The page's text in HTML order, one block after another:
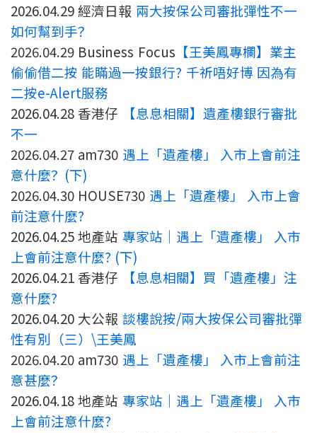
2026.04.29 經濟日報 兩大按保公司審批彈性不一
如何幫到手？
2026.04.29 Business Focus 【王美鳳專欄】業主
偷偷借二按 能瞞過一按銀行? 千祈唔好博 因為有
二按e-Alert服務
2026.04.28 香港仔
【息息相關】遺產樓銀行審批
不一
2026.04.27 am730 遇上「遺產樓」 入市上會前注
意什麼？(下)
2026.04.30 HOUSE730 遇上「遺產樓」 入市上會
前注意什麼?
2026.04.25 地產站 專家站｜遇上「遺產樓」 入市
上會前注意什麼? (下)
2026.04.21 香港仔
【息息相關】買「遺產樓」注
意什麼?
2026.04.20 大公報 談樓說按/兩大按保公司審批彈
性有別（三）\王美鳳
2026.04.20 am730 遇上「遺產樓」 入市上會前注
意甚麼？
2026.04.18 地產站 專家站｜遇上「遺產樓」 入市
上會前注意什麼?